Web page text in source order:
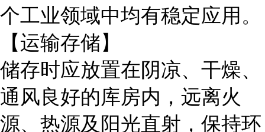
个工业领域中均有稳定应用。
【运输存储】
储存时应放置在阴凉、干燥、
通风良好的库房内，远离火
源、热源及阳光直射，保持环